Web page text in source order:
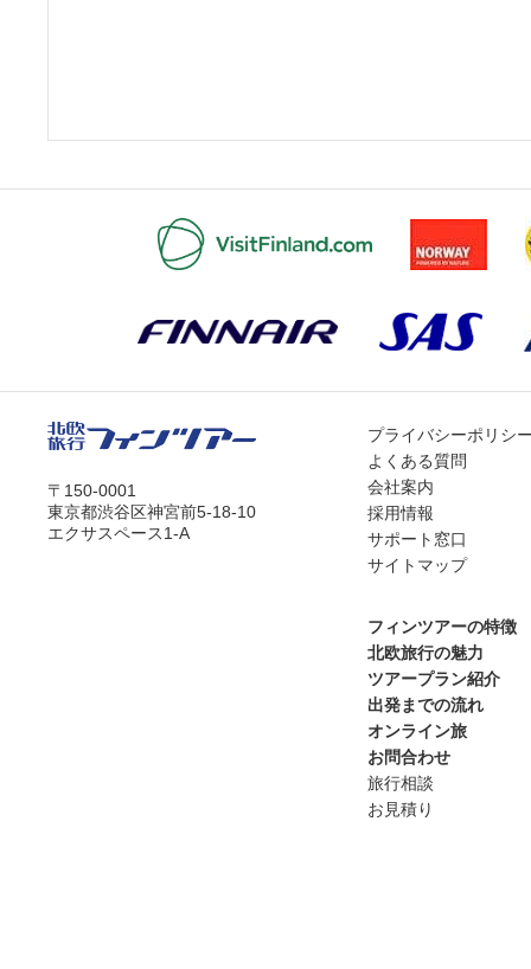
〒150-0001
東京都渋谷区神宮前5-18-10
エクサスペース1-A
プライバシーポリシ
よくある質問
会社案内
採用情報
サポート窓口
サイトマップ
フィンツアーの特徴
北欧旅行の魅力
ツアープラン紹介
出発までの流れ
オンライン旅
お問合わせ
旅行相談
お見積り